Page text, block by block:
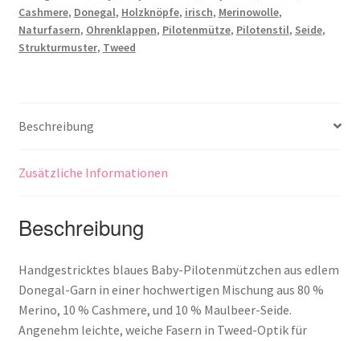
Cashmere, Donegal, Holzknöpfe, irisch, Merinowolle,
Naturfasern, Ohrenklappen, Pilotenmütze, Pilotenstil, Seide,
Strukturmuster, Tweed
Beschreibung
Zusätzliche Informationen
Beschreibung
Handgestricktes blaues Baby-Pilotenmützchen aus edlem
Donegal-Garn in einer hochwertigen Mischung aus 80 %
Merino, 10 % Cashmere, und 10 % Maulbeer-Seide.
Angenehm leichte, weiche Fasern in Tweed-Optik für